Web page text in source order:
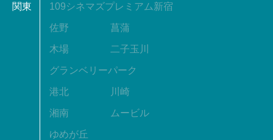
関東 109シネマズプレミアム新宿
佐野 菖蒲
木場 二子玉川
グランベリーパーク
港北 川崎
湘南 ムービル
ゆめが丘